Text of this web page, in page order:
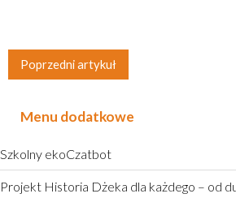
Menu dodatkowe
Szkolny ekoCzatbot
Projekt Historia Dżeka dla każdego – od
Poprzedni artykuł